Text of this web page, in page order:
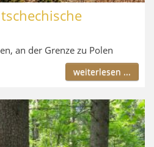
an der Grenze zu Polen
weiterlesen ...